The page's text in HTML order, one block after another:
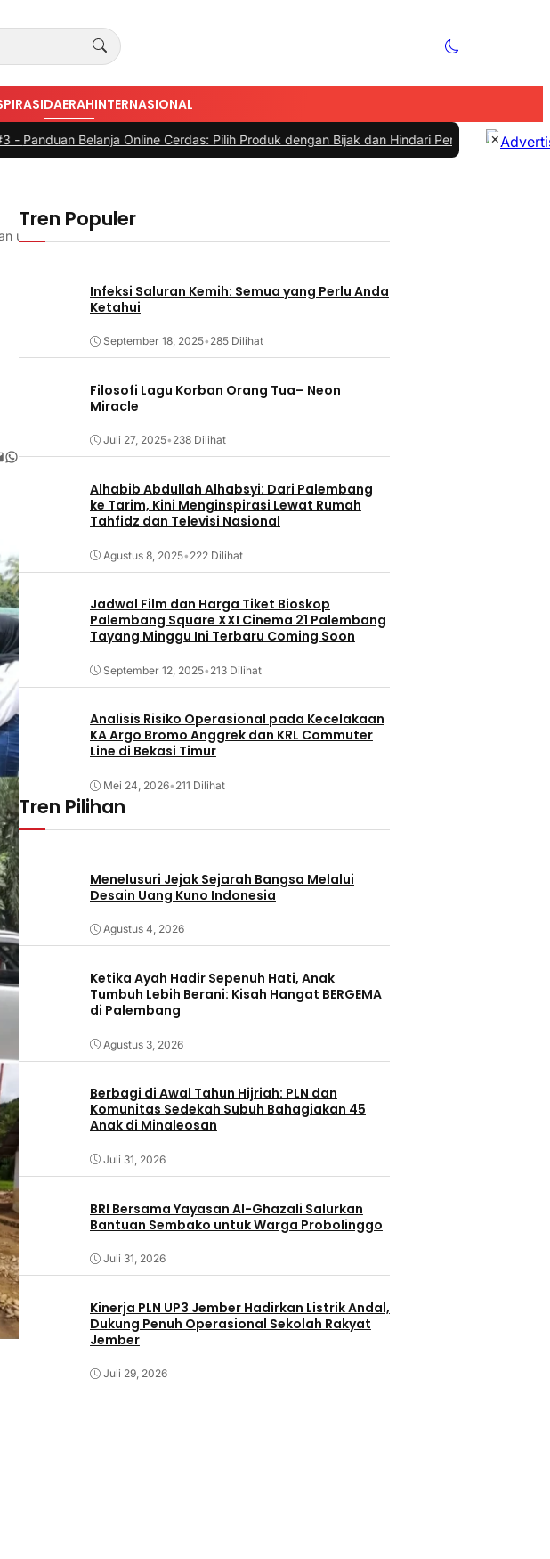
DAERAHINTERNASIONAL
Online Cerdas: Pilih Produk dengan Bijak dan Hindari Penipuan| #4 -Tips Memilih Sepatu
untuk Warga Terdampak Bencana
WhatsApp
Tren Populer
Infeksi Saluran Kemih: Semua yang Perlu Anda
Ketahui
September 18, 2025• 285 Dilihat
Filosofi Lagu Korban Orang Tua– Neon
Miracle
Juli 27, 2025• 238 Dilihat
Alhabib Abdullah Alhabsyi: Dari Palembang
ke Tarim, Kini Menginspirasi Lewat Rumah
Tahfidz dan Televisi Nasional
Agustus 8, 2025• 222 Dilihat
Jadwal Film dan Harga Tiket Bioskop
Palembang Square XXI Cinema 21 Palembang
Tayang Minggu Ini Terbaru Coming Soon
September 12, 2025• 213 Dilihat
Analisis Risiko Operasional pada Kecelakaan
KA Argo Bromo Anggrek dan KRL Commuter
Line di Bekasi Timur
Mei 24, 2026• 211 Dilihat
Tren Pilihan
Menelusuri Jejak Sejarah Bangsa Melalui
Desain Uang Kuno Indonesia
Agustus 4, 2026
Ketika Ayah Hadir Sepenuh Hati, Anak
Tumbuh Lebih Berani: Kisah Hangat BERGEMA
di Palembang
Agustus 3, 2026
Berbagi di Awal Tahun Hijriah: PLN dan
Komunitas Sedekah Subuh Bahagiakan 45
Anak di Minaleosan
Juli 31, 2026
BRI Bersama Yayasan Al-Ghazali Salurkan
Bantuan Sembako untuk Warga Probolinggo
Juli 31, 2026
Kinerja PLN UP3 Jember Hadirkan Listrik Andal,
Dukung Penuh Operasional Sekolah Rakyat
Jember
Juli 29, 2026
×